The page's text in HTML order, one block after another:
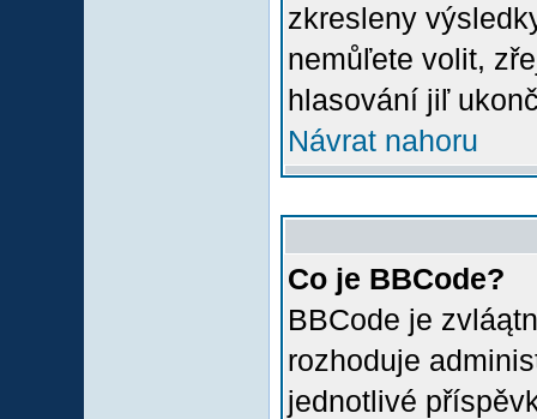
zkresleny
nemůľete volit,
hlasování jiľ
Návrat nahoru
Co je BBCode?
BBCode je
rozhoduje
jednotlivé